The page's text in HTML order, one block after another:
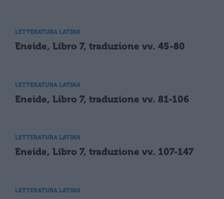
LETTERATURA LATINA
Eneide, Libro 7, traduzione vv. 45-80
LETTERATURA LATINA
Eneide, Libro 7, traduzione vv. 81-106
LETTERATURA LATINA
Eneide, Libro 7, traduzione vv. 107-147
LETTERATURA LATINA